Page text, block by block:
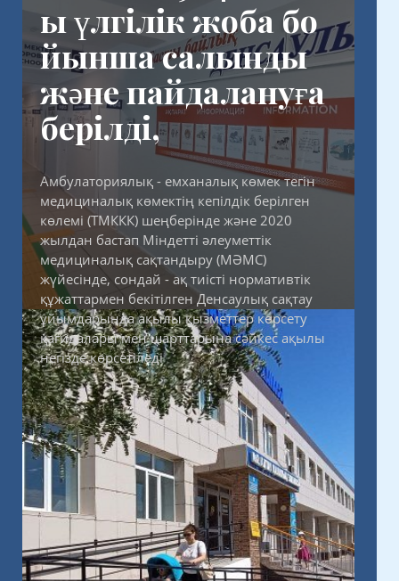
ы үлгілік жоба бо
йынша салынды
және пайдалануға
берілді,
Амбулаториялық - емханалық көмек тегін
медициналық көмектің кепілдік берілген
көлемі (ТМККК) шеңберінде және 2020
жылдан бастап Міндетті әлеуметтік
медициналық сақтандыру (МӘМС)
жүйесінде, сондай - ақ тиісті нормативтік
құжаттармен бекітілген Денсаулық сақтау
ұйымдарында ақылы қызметтер көрсету
қағидалары мен шарттарына сәйкес ақылы
негізде көрсетіледі
Орналасқан жері: 130000 Ақтау қ., 26 ш / а.
№54 емхана ғимараты